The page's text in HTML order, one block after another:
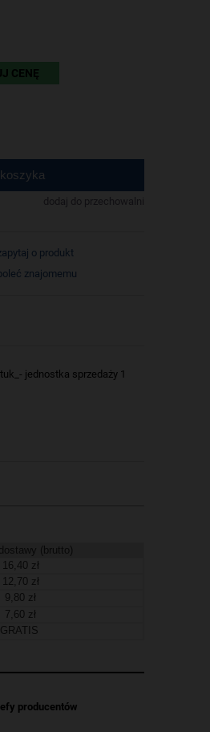
CENĘ
dodaj do przechowalni
o produkt
znajomemu
jednostka sprzedaży 1
(brutto)
16,40 zł
12,70 zł
9,80 zł
7,60 zł
GRATIS
producentów